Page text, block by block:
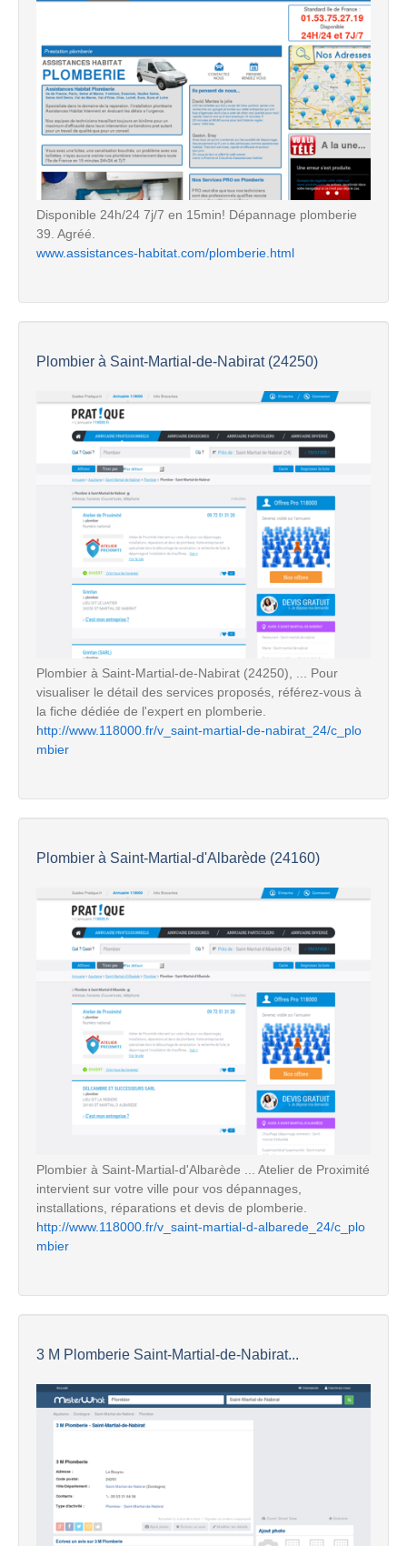
Disponible 24h/24 7j/7 en 15min! Dépannage plomberie
39. Agréé.
www.assistances-habitat.com/plomberie.html
Plombier à Saint-Martial-de-Nabirat (24250)
Plombier à Saint-Martial-de-Nabirat (24250), ... Pour
visualiser le détail des services proposés, référez-vous à
la fiche dédiée de l'expert en plomberie.
http://www.118000.fr/v_saint-martial-de-nabirat_24/c_plo
mbier
Plombier à Saint-Martial-d'Albarède (24160)
Plombier à Saint-Martial-d'Albarède ... Atelier de Proximité
intervient sur votre ville pour vos dépannages,
installations, réparations et devis de plomberie.
http://www.118000.fr/v_saint-martial-d-albarede_24/c_plo
mbier
3 M Plomberie Saint-Martial-de-Nabirat...